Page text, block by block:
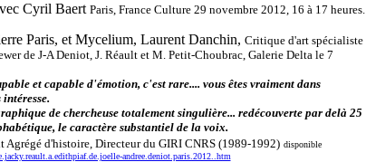
Cyril Baert Paris, France Culture 29 novembre 2012, 16 à 17 heures.
Paris, et Mycelium, Laurent Danchin, Critique d'art spécialiste
de J-A Deniot, J. Réault et M. Petit-Choubrac, Galerie Delta le 7
et capable d'émotion, c'est rare.... vous êtes vraiment dans
de chercheuse totalement singulière... redécouverte par delà 25
le caractère substantiel de la voix.
Agrégé d'histoire, Directeur du GIRI CNRS (1989-1992) disponible
andree.deniot.paris.2012..htm